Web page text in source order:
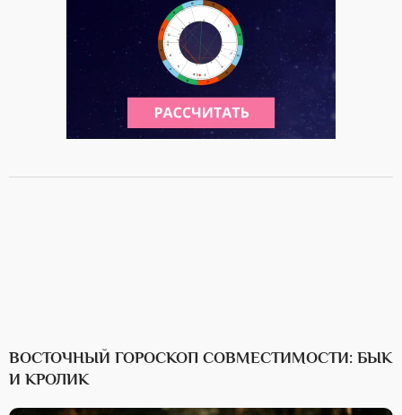
ВОСТОЧНЫЙ ГОРОСКОП СОВМЕСТИМОСТИ: БЫК
И КРОЛИК